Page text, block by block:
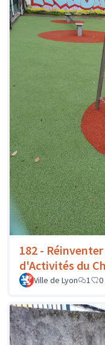
182 -
d'Activités du
Ville de Lyon 1 0